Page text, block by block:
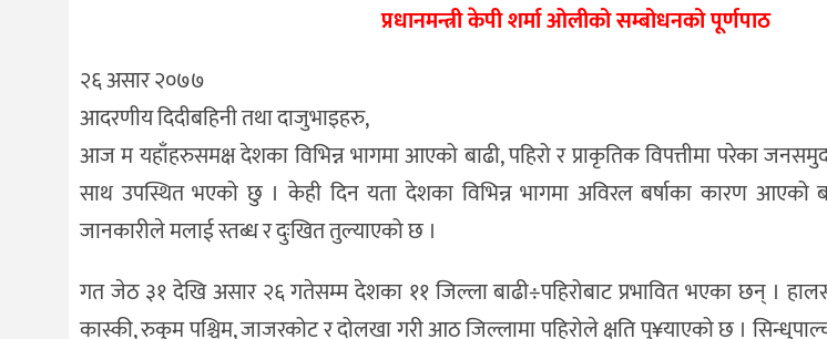
प्रधानमन्त्री केपी शर्मा ओलीको सम्बोधनको पूर्णपाठ
२६ असार २०७७
आदरणीय दिदीबहिनी तथा दाजुभाइहरु,
आज म यहाँहरुसमक्ष देशका विभिन्न भागमा आएको बाढी, पहिरो र प्राकृतिक विपत्तीमा परेका
साथ उपस्थित भएको छु । केही दिन यता देशका विभिन्न भागमा अविरल बर्षाका कारण आएको
जानकारीले मलाई स्तब्ध र दुःखित तुल्याएको छ ।
गत जेठ ३१ देखि असार २६ गतेसम्म देशका ११ जिल्ला बाढी÷पहिरोबाट प्रभावित भएका छन् ।
कास्की, रुकुम पश्चिम, जाजरकोट र दोलखा गरी आठ जिल्लामा पहिरोले क्षति पु¥याएको छ ।